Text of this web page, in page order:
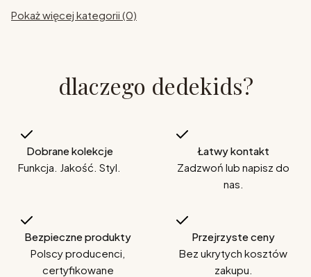
Pokaż więcej kategorii (0)
dlaczego dedekids?
Dobrane kolekcje
Funkcja. Jakość. Styl.
Łatwy kontakt
Zadzwoń lub napisz do
nas.
Bezpieczne produkty
Polscy producenci,
certyfikowane
Przejrzyste ceny
Bez ukrytych kosztów
zakupu.